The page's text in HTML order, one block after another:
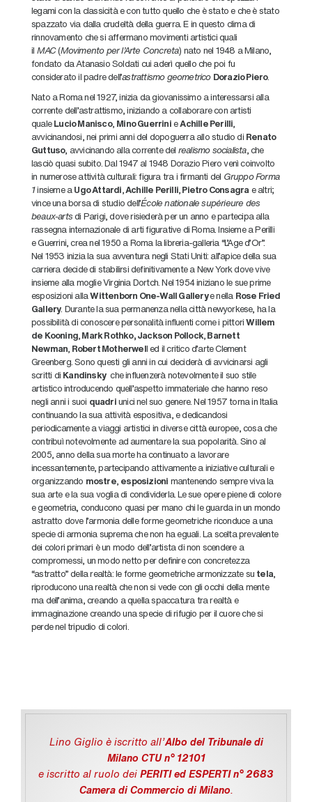
legami con la classicità e con tutto quello che è stato e che è stato
spazzato via dalla crudeltà della guerra. E in questo clima di
rinnovamento che si affermano movimenti artistici quali
il MAC(Movimento per l’Arte Concreta) nato nel 1948 a Milano,
fondato da Atanasio Soldati cui aderì quello che poi fu
considerato il padre dell’astrattismo geometrico Dorazio Piero.
Nato a Roma nel 1927, inizia da giovanissimo a interessarsi alla
corrente dell’astrattismo, iniziando a collaborare con artisti
qualeLucio Manisco, Mino GuerrinieAchille Perilli,
avvicinandosi, nei primi anni del dopoguerra allo studio di Renato
Guttuso, avvicinando alla corrente del realismo socialista, che
lasciò quasi subito. Dal 1947 al 1948 Dorazio Piero venì coinvolto
in numerose attività culturali: figura tra i firmanti del Gruppo Forma
1insieme a Ugo Attardi,Achille Perilli,Pietro Consagra e altri;
vince una borsa di studio dell’École nationale supérieure des
beaux-artsdi Parigi, dove risiederà per un anno e partecipa alla
rassegna internazionale di arti figurative di Roma. Insieme a Perilli
e Guerrini, crea nel 1950 a Roma la libreria-galleria “L’Age d’Or”.
Nel 1953 inizia la sua avventura negli Stati Uniti: all’apice della sua
carriera decide di stabilirsi definitivamente a New York dove vive
insieme alla moglie Virginia Dortch. Nel 1954 iniziano le sue prime
esposizioni allaWittenborn One-Wall Gallerye nella Rose Fried
Gallery. Durante la sua permanenza nella città newyorkese, ha la
possibilità di conoscere personalità influenti come i pittoriWillem
de Kooning,Mark Rothko, Jackson Pollock,Barnett
Newman, Robert Motherwell ed il critico d’arte Clement
Greenberg. Sono questi gli anni in cui deciderà di avvicinarsi agli
scritti di Kandinskyche influenzerà notevolmente il suo stile
artistico introducendo quell’aspetto immateriale che hanno reso
negli anni i suoi quadriunici nel suo genere. Nel 1957 torna in Italia
continuando la sua attività espositiva, e dedicandosi
periodicamente a viaggi artistici in diverse città europee, cosa che
contribuì notevolmente ad aumentare la sua popolarità. Sino al
2005, anno della sua morte ha continuato a lavorare
incessantemente, partecipando attivamente a iniziative culturali e
organizzando mostre, esposizioni mantenendo sempre viva la
sua arte e la sua voglia di condividerla. Le sue opere piene di colore
e geometria, conducono quasi per mano chi le guarda in un mondo
astratto dove l’armonia delle forme geometriche riconduce a una
specie di armonia suprema che non ha eguali. La scelta prevalente
dei colori primari è un modo dell’artista di non scendere a
compromessi, un modo netto per definire con concretezza
“astratto” della realtà: le forme geometriche armonizzate su tela,
riproducono una realtà che non si vede con gli occhi della mente
ma dell’anima, creando a quella spaccatura tra realtà e
immaginazione creando una specie di rifugio per il cuore che si
perde nel tripudio di colori.
Lino Giglio è iscritto all'Albo del Tribunale di
Milano CTU n° 12101
e iscritto al ruolo dei PERITI ed ESPERTI n° 2683
Camera di Commercio di Milano.